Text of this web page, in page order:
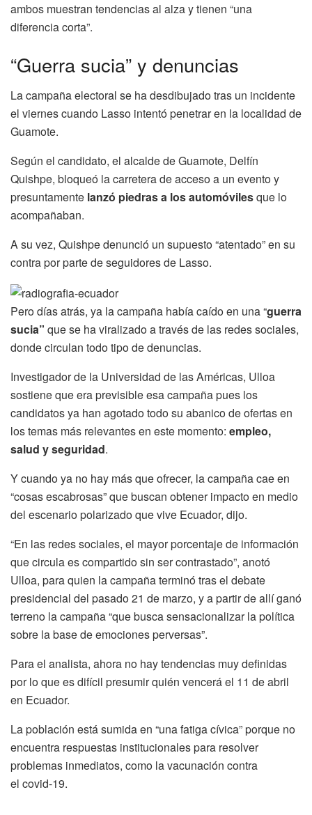
ambos muestran tendencias al alza y tienen “una
diferencia corta”.
“Guerra sucia” y denuncias
La campaña electoral se ha desdibujado tras un incidente
el viernes cuando Lasso intentó penetrar en la localidad de
Guamote.
Según el candidato, el alcalde de Guamote, Delfín
Quishpe, bloqueó la carretera de acceso a un evento y
presuntamente lanzó piedras a los automóvilesque lo
acompañaban.
A su vez, Quishpe denunció un supuesto “atentado” en su
contra por parte de seguidores de Lasso.
Pero días atrás, ya la campaña había caído en una “guerra
sucia” que se ha viralizado a través de las redes sociales,
donde circulan todo tipo de denuncias.
Investigador de la Universidad de las Américas, Ulloa
sostiene que era previsible esa campaña pues los
candidatos ya han agotado todo su abanico de ofertas en
los temas más relevantes en este momento: empleo,
salud y seguridad.
Y cuando ya no hay más que ofrecer, la campaña cae en
“cosas escabrosas” que buscan obtener impacto en medio
del escenario polarizado que vive Ecuador, dijo.
“En las redes sociales, el mayor porcentaje de información
que circula es compartido sin ser contrastado”, anotó
Ulloa, para quien la campaña terminó tras el debate
presidencial del pasado 21 de marzo, y a partir de allí ganó
terreno la campaña “que busca sensacionalizar la política
sobre la base de emociones perversas”.
Para el analista, ahora no hay tendencias muy definidas
por lo que es difícil presumir quién vencerá el 11 de abril
en Ecuador.
La población está sumida en “una fatiga cívica” porque no
encuentra respuestas institucionales para resolver
problemas inmediatos, como la vacunación contra
el covid-19.